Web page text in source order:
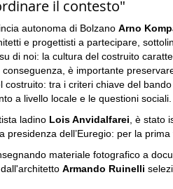
il contesto"
autonoma di Bolzano Arno
e progettisti a partecipare,
di noi: la cultura del costruito
è importante
tra i criteri chiave del
a livello locale e le questioni sociali.
ladino Lois Anvidalfarei , è stato
presidenza dell’Euregio: per la
materiale fotografico a
Armando Ruinelli